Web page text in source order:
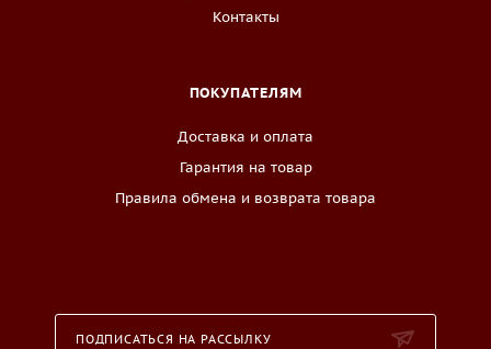
Контакты
ПОКУПАТЕЛЯМ
Доставка и оплата
Гарантия на товар
Правила обмена и возврата товара
ПОДПИСАТЬСЯ НА РАССЫЛКУ